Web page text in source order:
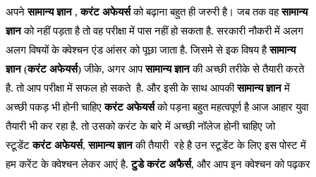
अपनेसामान्य ज्ञान,करंट अफेयर्सको बढ़ाना बहुत ही जरुरी है। जब तक वहसामान्य
ज्ञानको नहीं पड़ता है तो वह परीक्षा में पास नहीं हो सकता है. सरकारी नौकरी में अलग
अलग विषयों के क्वेश्चन एंड आंसर को पूछा जाता है. जिसमे से इक विषय हैसामान्य
ज्ञान(करंट अफेयर्स) जीके, अगर आपसामान्य ज्ञानकी अच्छी तरीके से तैयारी करते
है. तो आप परीक्षा में सफल हो सकते है. और इसी के साथ आपकीसामान्य ज्ञानमें
अच्छी पकड़ भी होनी चाहिएकरंट अफेयर्सको पड़ना बहुत महत्वपूर्ण है आज आहार युवा
तैयारी भी कर रहा है. तो उसको करंट के बारे में अच्छी नॉलेज होनी चाहिए जो
स्टूडेंटकरंट अफेयर्स,सामान्य ज्ञानकी तैयारी रहे है उन स्टूडेंट के लिए इस पोस्ट में
हम करेंट के क्वेश्चन लेकर आएं है.टुडे करंट अफैर्स, और आप इन क्वेश्चन को पढ़कर